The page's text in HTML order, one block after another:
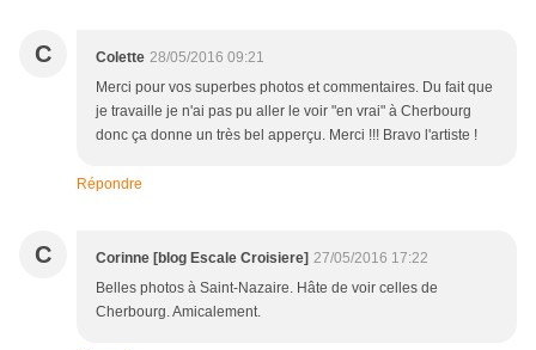
C Colette 28/05/2016 09:21
Merci pour vos superbes photos et commentaires. Du fait que
je travaille je n'ai pas pu aller le voir "en vrai" à Cherbourg
donc ça donne un très bel apperçu. Merci !!! Bravo l'artiste !
Répondre
C Corinne [blog Escale Croisiere] 27/05/2016 17:22
Belles photos à Saint-Nazaire. Hâte de voir celles de
Cherbourg. Amicalement.